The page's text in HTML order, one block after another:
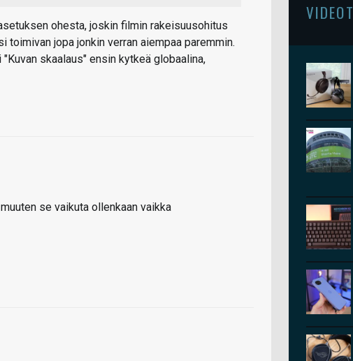
ohesta, joskin filmin rakeisuusohitus
jopa jonkin verran aiempaa paremmin.
skaalaus" ensin kytkeä globaalina,
se vaikuta ollenkaan vaikka
VIDEOT